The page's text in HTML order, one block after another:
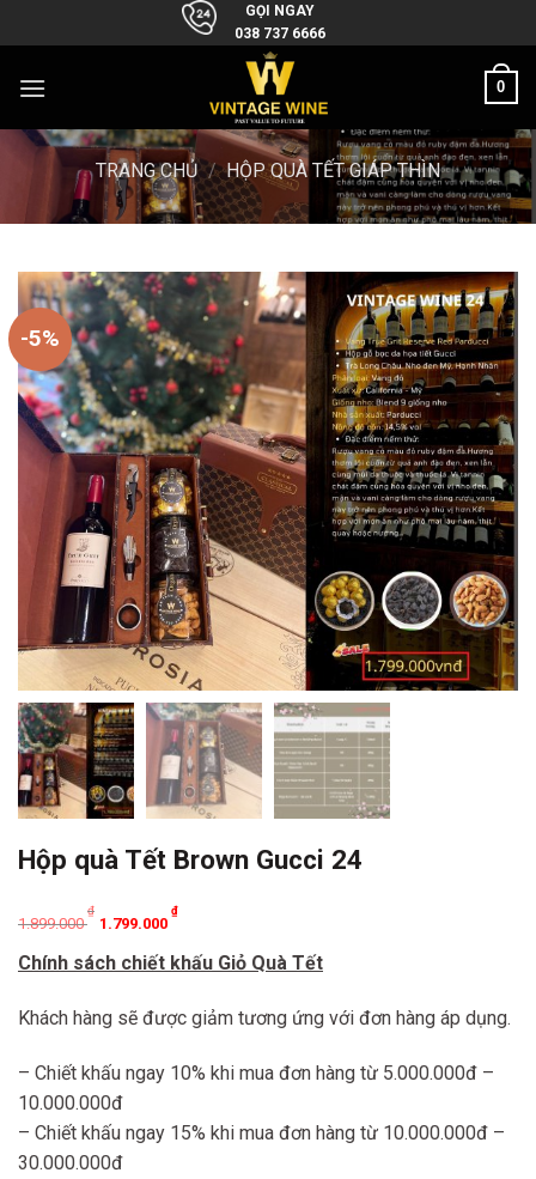
to
GỌI NGAY
038 737 6666
0
TRANG CHỦ / HỘP QUÀ TẾT GIÁP THÌN
-5%
Hộp quà Tết Brown Gucci 24
1.899.000
₫
Original
price
was:
1.899.000 ₫.
1.799.000
₫
Current
price
is:
1.799.000 ₫.
Chính sách chiết khấu Giỏ Quà Tết
Khách hàng sẽ được giảm tương ứng với đơn hàng áp dụng.
– Chiết khấu ngay 10% khi mua đơn hàng từ 5.000.000đ –
10.000.000đ
– Chiết khấu ngay 15% khi mua đơn hàng từ 10.000.000đ –
30.000.000đ